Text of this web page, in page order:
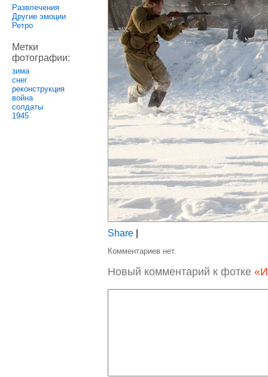
Развлечения
Другие эмоции
Ретро
Метки
фотографии:
зима
снег
реконструкция
война
солдаты
1945
Share
Комментариев нет.
Новый комментарий к фотке